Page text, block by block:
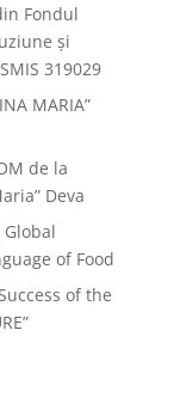
Fondul
și
319029
MARIA”
de la
Deva
of Food
of the